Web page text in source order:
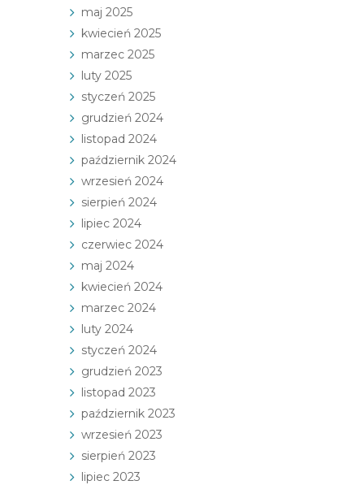
maj 2025
kwiecień 2025
marzec 2025
luty 2025
styczeń 2025
grudzień 2024
listopad 2024
październik 2024
wrzesień 2024
sierpień 2024
lipiec 2024
czerwiec 2024
maj 2024
kwiecień 2024
marzec 2024
luty 2024
styczeń 2024
grudzień 2023
listopad 2023
październik 2023
wrzesień 2023
sierpień 2023
lipiec 2023